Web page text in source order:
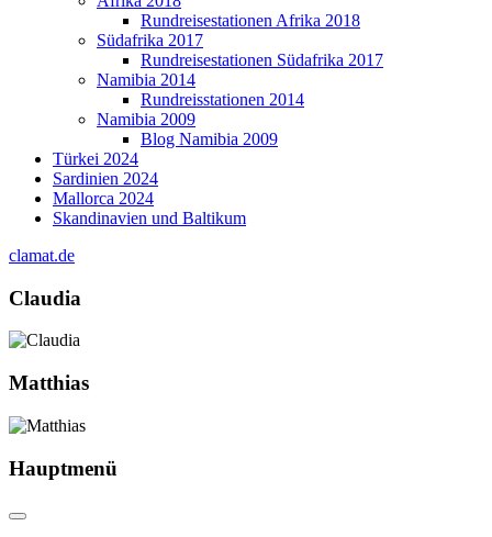
Rundreisestationen Afrika 2018
Südafrika 2017
Rundreisestationen Südafrika 2017
Namibia 2014
Rundreisstationen 2014
Namibia 2009
Blog Namibia 2009
Türkei 2024
Sardinien 2024
Mallorca 2024
Skandinavien und Baltikum
clamat.de
Claudia
Matthias
Hauptmenü